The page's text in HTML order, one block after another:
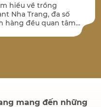
Nha Trang
hiểu về trồng
Nha Trang, đa số
hàng đều quan tâm
vấn đề lớn nhất: kết
mang đến những